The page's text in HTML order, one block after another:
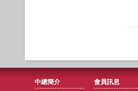
中總簡介 會員訊息